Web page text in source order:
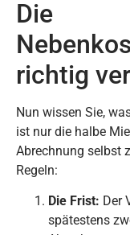
Die
richtig
Nun wissen Sie,
ist nur die halbe
Abrechnung selbst
Regeln:
Die Frist: Der
spätestens